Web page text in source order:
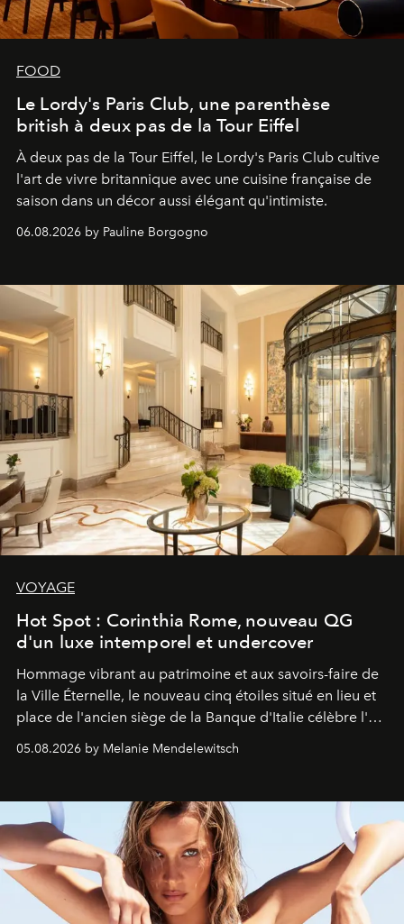
FOOD
Le Lordy's Paris Club, une parenthèse
british à deux pas de la Tour Eiffel
À deux pas de la Tour Eiffel, le Lordy's Paris Club cultive
l'art de vivre britannique avec une cuisine française de
saison dans un décor aussi élégant qu'intimiste.
06.08.2026 by Pauline Borgogno
VOYAGE
Hot Spot : Corinthia Rome, nouveau QG
d'un luxe intemporel et undercover
Hommage vibrant au patrimoine et aux savoirs-faire de
la Ville Éternelle, le nouveau cinq étoiles situé en lieu et
place de l'ancien siège de la Banque d'Italie célèbre l'art
de vivre Romain dans toute son élégance intemporelle.
05.08.2026 by Melanie Mendelewitsch